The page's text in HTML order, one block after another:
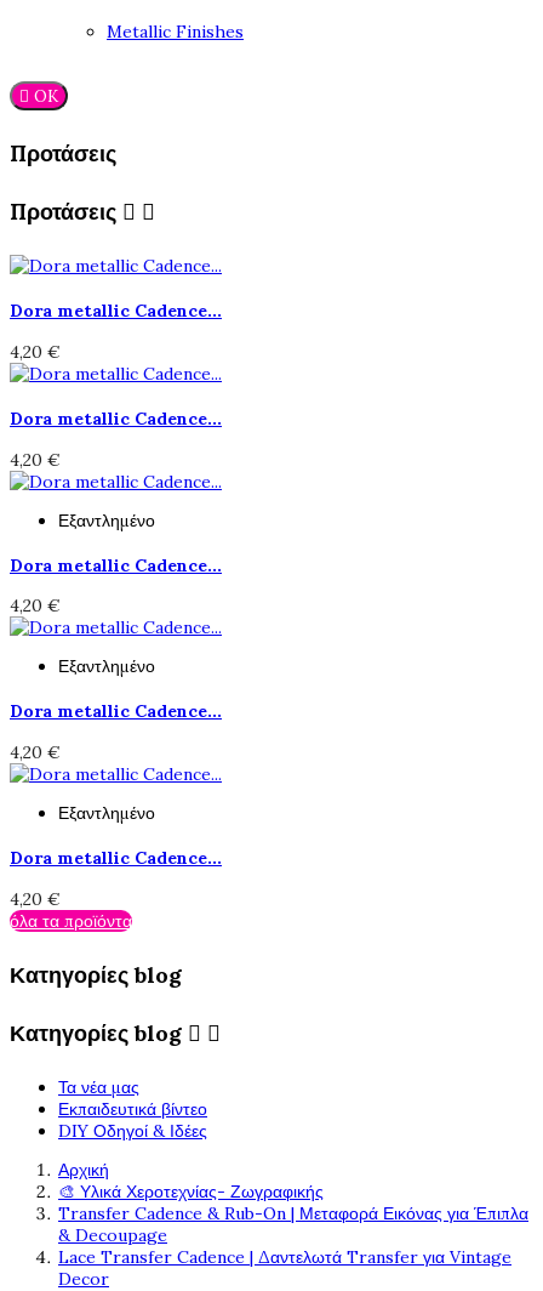
Metallic Finishes
 OK
Προτάσεις
Προτάσεις  
Dora metallic Cadence...
4,20 €
Dora metallic Cadence...
4,20 €
Εξαντλημένο
Dora metallic Cadence...
4,20 €
Εξαντλημένο
Dora metallic Cadence...
4,20 €
Εξαντλημένο
Dora metallic Cadence...
4,20 €
όλα τα προϊόντα
Κατηγορίες blog
Κατηγορίες blog  
Τα νέα μας
Εκπαιδευτικά βίντεο
DIY Οδηγοί & Ιδέες
Αρχική
🎨 Υλικά Χεροτεχνίας- Ζωγραφικής
Transfer Cadence & Rub-On | Μεταφορά Εικόνας για Έπιπλα
& Decoupage
Lace Transfer Cadence | Δαντελωτά Transfer για Vintage
Decor